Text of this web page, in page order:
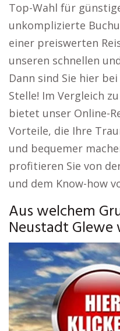
Top-Wahl für
unkomplizierte
einer preiswerten
unseren schnellen
Dann sind Sie hier
Stelle! Im Vergleich
bietet unser Online-
Vorteile, die Ihre
und bequemer
profitieren Sie von
und dem Know-how
Aus welchem
Neustadt